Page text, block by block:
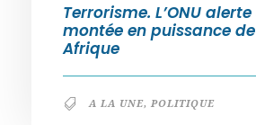
Terrorisme. L’ONU
montée en puissance
Afrique
A LA UNE, POLITIQUE